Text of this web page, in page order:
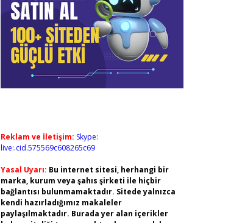
Reklam ve İletişim: Skype:
live:.cid.575569c608265c69
Yasal Uyarı: Bu internet sitesi, herhangi bir
marka, kurum veya şahıs şirketi ile hiçbir
bağlantısı bulunmamaktadır. Sitede yalnızca
kendi hazırladığımız makaleler
paylaşılmaktadır. Burada yer alan içerikler